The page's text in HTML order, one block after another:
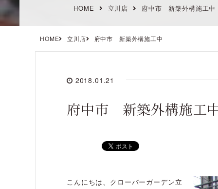
HOME 立川店 府中市 新築外構施工中
HOME 立川店 府中市 新築外構施工中
2018.01.21
府中市 新築外構施工
こんにちは、クローバーガーデン立